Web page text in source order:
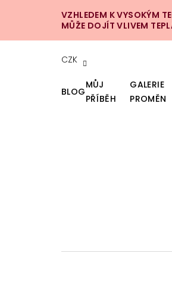
VZHLEDEM K VYSOKÝM
MŮŽE DOJÍT VLIVEM
CZK
BLOG
MŮJ
PŘÍBĚH
GALERIE
PROMĚN